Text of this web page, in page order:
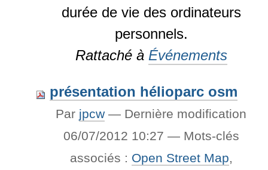
durée de vie des ordinateurs
personnels.
Rattaché à Événements
présentation hélioparc osm
Par jpcw — Dernière modification
06/07/2012 10:27 — Mots-clés
associés : Open Street Map,